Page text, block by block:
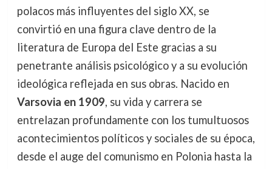
polacos más influyentes del siglo XX, se
convirtió en una figura clave dentro de la
literatura de Europa del Este gracias a su
penetrante análisis psicológico y a su evolución
ideológica reflejada en sus obras. Nacido en
Varsovia en 1909, su vida y carrera se
entrelazan profundamente con los tumultuosos
acontecimientos políticos y sociales de su época,
desde el auge del comunismo en Polonia hasta la